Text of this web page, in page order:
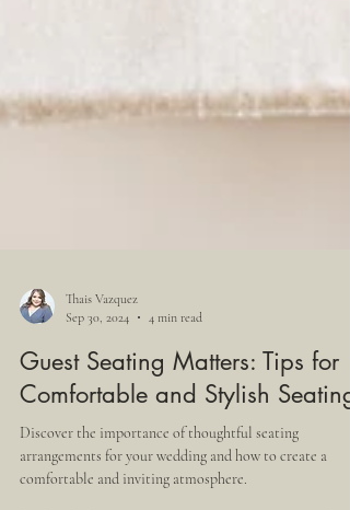
Thais Vazquez
4 min read
Guest Seating Matters: Tips for
Comfortable and Stylish Seating
Discover the importance of thoughtful seating